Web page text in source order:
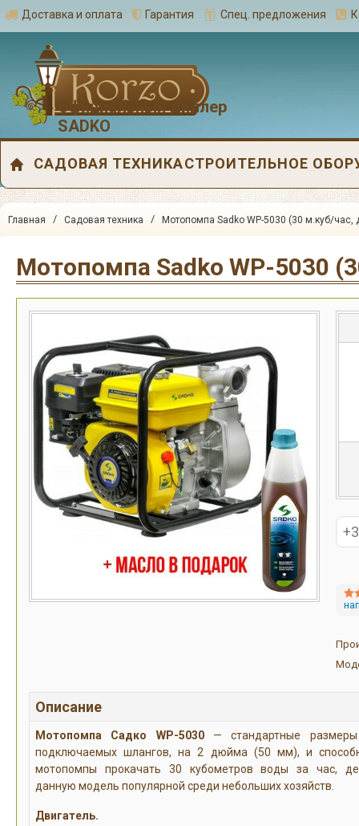
Доставка и оплата Гарантия Спец. предложения
Официальный диллер
SADKO
САДОВАЯ ТЕХНИКАСТРОИТЕЛЬНОЕ
Главная / Садовая техника / Мотопомпа Sadko WP-5030 (30 м.куб/час,
Описание
Мотопомпа Садко WP-5030— стандартные
подключаемых шлангов, на 2 дюйма (50 мм), и
мотопомпы прокачать 30 кубометров воды за час,
данную модель популярной среди небольших хозяйств.
Двигатель.